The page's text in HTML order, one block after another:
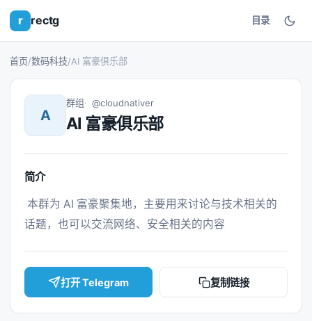
r rectg 目录
首页/数码科技/AI 富豪俱乐部
A
群组 @cloudnativer
AI 富豪俱乐部
简介
话题，也可以交流网络、安全相关的内容
打开 Telegram 复制链接